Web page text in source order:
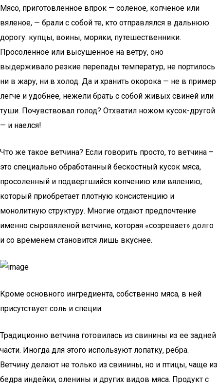
Мясо, приготовленное впрок — соленое, копченое или
вяленое, — брали с собой те, кто отправлялся в дальнюю
дорогу: купцы, воины, моряки, путешественники.
Просоленное или высушенное на ветру, оно
выдерживало резкие перепады температур, не портилось
ни в жару, ни в холод. Да и хранить окорока — не в пример
легче и удобнее, нежели брать с собой живых свиней или
туши. Почувствовал голод? Отхватил ножом кусок-другой
— и наелся!
Что же такое ветчина? Если говорить просто, то ветчина –
это специально обработанный бескостный кусок мяса,
просоленный и подвергшийся копчению или вялению,
который приобретает плотную консистенцию и
монолитную структуру. Многие отдают предпочтение
именно сыровяленой ветчине, которая «созревает» долго
и со временем становится лишь вкуснее.
Кроме основного ингредиента, собственно мяса, в ней
присутствует соль и специи.
Традиционно ветчина готовилась из свинины из ее задней
части. Иногда для этого используют лопатку, ребра.
Ветчину делают не только из свинины, но и птицы, чаще из
бедра индейки, оленины и других видов мяса. Продукт с